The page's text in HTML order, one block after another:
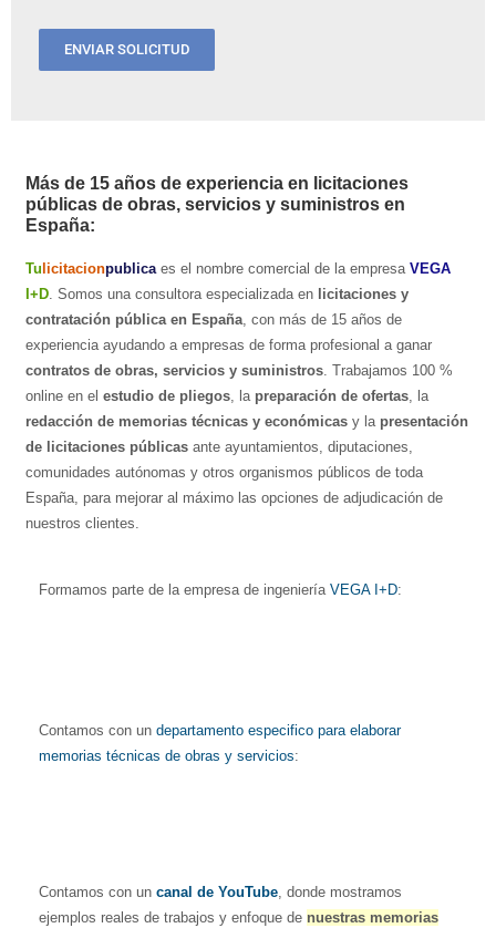
Más de 15 años de experiencia en licitaciones
públicas de obras, servicios y suministros en
España:
Tu licitacionpublicaes el nombre comercial de la empresa VEGA
I+D. Somos una consultora especializada en licitaciones y
contratación pública en España, con más de 15 años de
experiencia ayudando a empresas de forma profesional a ganar
contratos de obras, servicios y suministros. Trabajamos 100 %
online en el estudio de pliegos, la preparación de ofertas, la
redacción de memorias técnicas y económicasy la presentación
de licitaciones públicasante ayuntamientos, diputaciones,
comunidades autónomas y otros organismos públicos de toda
España, para mejorar al máximo las opciones de adjudicación de
nuestros clientes.
Formamos parte de la empresa de ingeniería VEGA I+D:
Contamos con un departamento especifico para elaborar
memorias técnicas de obras y servicios:
Contamos con un canal de YouTube, donde mostramos
ejemplos reales de trabajos y enfoque de nuestras memorias